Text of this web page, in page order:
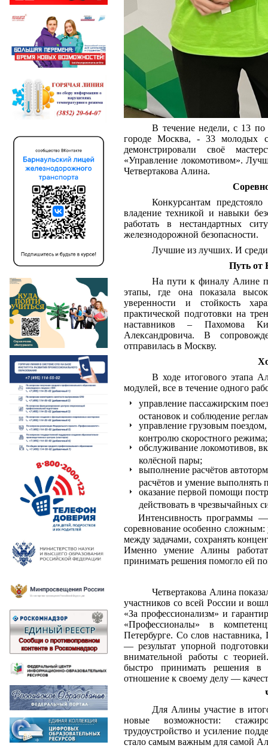
В течение недели, с 13
городе Москва, - 33 молодых
демонстрировали своё
«Управление локомотивом».
Четвертакова Алина.
Конкурсантам
владение техникой и навыки
работать в нестандартных
железнодорожной безопасности.
Лучшие из лучших. И среди
Путь от
На пути к финалу Алине
этапы, где она показала
уверенности и стойкость
практической подготовки на
наставников – Пахомова
Александровича. В
отправилась в Москву.
В ходе итогового этапа
модулей, все в течение одного
управление пассажирским
остановок и соблюдение
управление грузовым
контролю скоростного режима;
обслуживание локомотивов,
колёсной пары;
выполнение расчётов
расчётов и умение выполнять
оказание первой помощи
действовать в чрезвычайных
Интенсивность программы
соревнование особенно сложным:
между задачами, сохранять
Именно умение Алины
принимать решения помогло ей
Четвертакова Алина
участников со всей России и
«За профессионализм» и
«Профессионалы» в
Петербурге. Со слов
— результат упорной
внимательной работы с
быстро принимать решения в
отношение к своему делу —
Для Алины участие в
новые возможности:
трудоустройство и усиление
стало самым важным для самой